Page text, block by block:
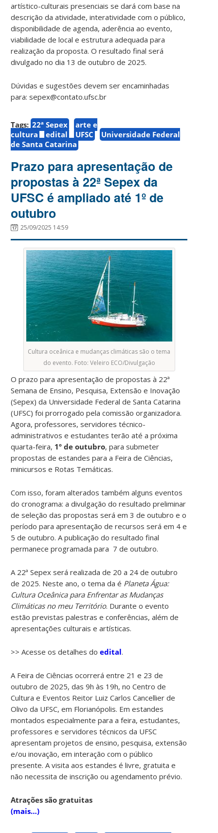
artístico-culturais presenciais se dará com base na
descrição da atividade, interatividade com o público,
disponibilidade de agenda, aderência ao evento,
viabilidade de local e estrutura adequada para
realização da proposta. O resultado final será
divulgado no dia 13 de outubro de 2025.
Dúvidas e sugestões devem ser encaminhadas
para: sepex@contato.ufsc.br
Tags: 22ª Sepex
arte e
cultura
edital UFSC
Universidade Federal
de Santa Catarina
Prazo para apresentação de
propostas à 22ª Sepex da
UFSC é ampliado até 1º de
outubro
25/09/2025 14:59
Cultura oceânica e mudanças climáticas são o tema
do evento. Foto: Veleiro ECO/Divulgação
O prazo para apresentação de propostas à 22ª
Semana de Ensino, Pesquisa, Extensão e Inovação
(Sepex) da Universidade Federal de Santa Catarina
(UFSC) foi prorrogado pela comissão organizadora.
Agora, professores, servidores técnico-
administrativos e estudantes terão até a próxima
quarta-feira, 1º de outubro, para submeter
propostas de estandes para a Feira de Ciências,
minicursos e Rotas Temáticas.
Com isso, foram alterados também alguns eventos
do cronograma: a divulgação do resultado preliminar
de seleção das propostas será em 3 de outubro e o
período para apresentação de recursos será em 4 e
5 de outubro. A publicação do resultado final
permanece programada para 7 de outubro.
A 22ª Sepex será realizada de 20 a 24 de outubro
de 2025. Neste ano, o tema da é Planeta Água:
Cultura Oceânica para Enfrentar as Mudanças
Climáticas no meu Território. Durante o evento
estão previstas palestras e conferências, além de
apresentações culturais e artísticas.
>> Acesse os detalhes doedital.
A Feira de Ciências ocorrerá entre 21 e 23 de
outubro de 2025, das 9h às 19h, no Centro de
Cultura e Eventos Reitor Luiz Carlos Cancellier de
Olivo da UFSC, em Florianópolis. Em estandes
montados especialmente para a feira, estudantes,
professores e servidores técnicos da UFSC
apresentam projetos de ensino, pesquisa, extensão
e/ou inovação, em interação com o público
presente. A visita aos estandes é livre, gratuita e
não necessita de inscrição ou agendamento prévio.
Atrações são gratuitas
(mais…)